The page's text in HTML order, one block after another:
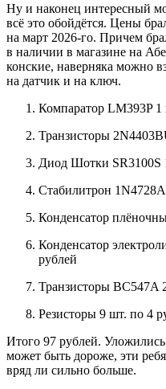
Ну и наконец интересный
всё это обойдётся. Цены
на март 2026-го. Причем
в наличии в магазине на
конские, наверняка можно
на датчик и на ключ.
Компаратор LM393P 1
Транзисторы
Диод Шотки SR3100S
Стабилитрон
Конденсатор
Конденсатор
рублей
Транзисторы BC547A
Резисторы 9 шт. по 4
Итого 97 рублей.
может быть дороже, эти
вряд ли сильно больше.